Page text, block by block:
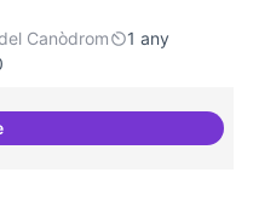
Canòdrom
1 any
de formació definides i